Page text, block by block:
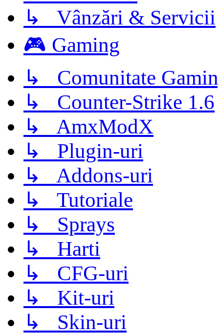
↳ Vânzări & Servicii
🎮 Gaming
↳ Comunitate
↳ Counter-Strike 1.6
↳ AmxModX
↳ Plugin-uri
↳ Addons-uri
↳ Tutoriale
↳ Sprays
↳ Harti
↳ CFG-uri
↳ Kit-uri
↳ Skin-uri